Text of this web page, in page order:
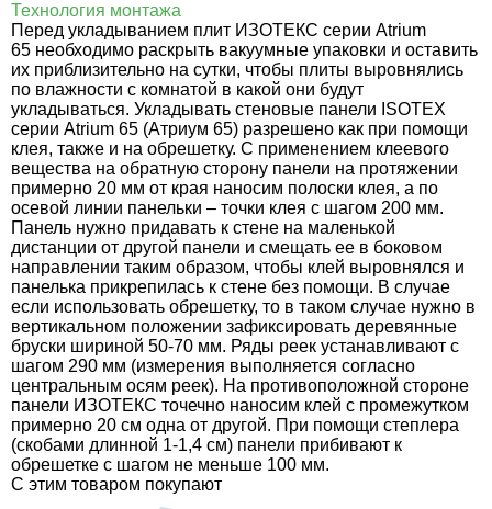
Технология монтажа
Перед укладыванием плит ИЗОТЕКС серии Atrium
65 необходимо раскрыть вакуумные упаковки и оставить
их приблизительно на сутки, чтобы плиты выровнялись
по влажности с комнатой в какой они будут
укладываться. Укладывать стеновые панели ISOTEX
серии Atrium 65 (Атриум 65) разрешено как при помощи
клея, также и на обрешетку. С применением клеевого
вещества на обратную сторону панели на протяжении
примерно 20 мм от края наносим полоски клея, а по
осевой линии панельки – точки клея с шагом 200 мм.
Панель нужно придавать к стене на маленькой
дистанции от другой панели и смещать ее в боковом
направлении таким образом, чтобы клей выровнялся и
панелька прикрепилась к стене без помощи. В случае
если использовать обрешетку, то в таком случае нужно в
вертикальном положении зафиксировать деревянные
бруски шириной 50-70 мм. Ряды реек устанавливают с
шагом 290 мм (измерения выполняется согласно
центральным осям реек). На противоположной стороне
панели ИЗОТЕКС точечно наносим клей с промежутком
примерно 20 см одна от другой. При помощи степлера
(скобами длинной 1-1,4 см) панели прибивают к
обрешетке с шагом не меньше 100 мм.
C этим товаром покупают